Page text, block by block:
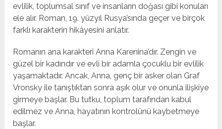
evlilik, toplumsal sınıf ve insanların doğası gibi konuları
ele alır. Roman, 19. yüzyıl Rusya’sında geçer ve birçok
farklı karakterin hikâyesini anlatır.
Romanın ana karakteri Anna Karenina’dır. Zengin ve
güzel bir kadındır ve evli bir adamla çocuklu bir evlilik
yaşamaktadır. Ancak, Anna, genç bir asker olan Graf
Vronsky ile tanıştıktan sonra aşık olur ve onunla ilişkiye
girmeye başlar. Bu tutku, toplum tarafından kabul
edilmez ve Anna, hayatının kontrolünü kaybetmeye
başlar.